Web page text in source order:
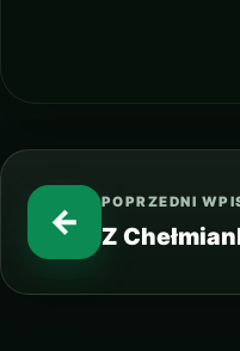
← POPRZEDNI
Z